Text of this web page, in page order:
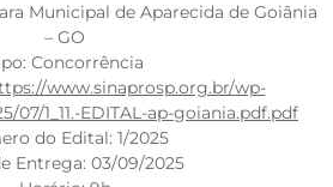
Municipal de Aparecida de Goiânia
– GO
Concorrência
www.sinaprosp.org.br/wp-
07/1_11.-EDITAL-ap-goiania.pdf.pdf
do Edital: 1/2025
Entrega: 03/09/2025